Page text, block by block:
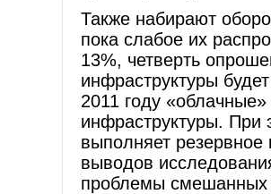
Также набирают
пока слабое их
13%, четверть
инфраструктуры
2011 году
инфраструктуры. При
выполняет
выводов
проблемы смешанных